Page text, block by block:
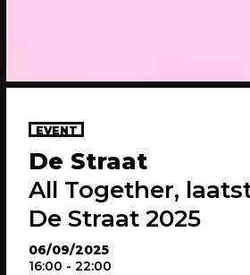
20/04/2023
Gesprekken: Onze
Over de verdiepende
Onze stad, ons canvas
EVENT
06/09/2025
16:00 - 22:00
De Straat
All Together,
De Straat 2025